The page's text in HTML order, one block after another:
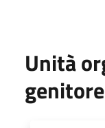
Unità
genitore